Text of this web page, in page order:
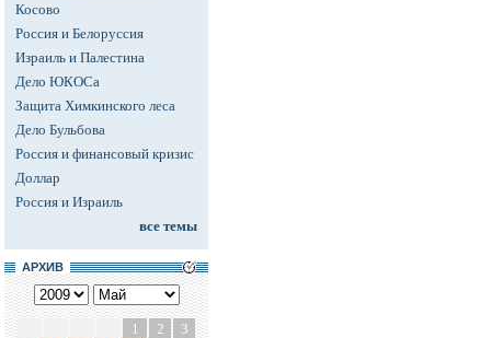
Косово
Россия и Белоруссия
Израиль и Палестина
Дело ЮКОСа
Защита Химкинского леса
Дело Бульбова
Россия и финансовый кризис
Доллар
Россия и Израиль
все темы
АРХИВ
1 2
3